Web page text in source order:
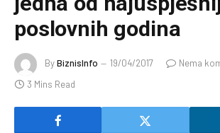
poslovnih godina
ByBiznisInfo 19/04/2017
Nema
3 Mins Read